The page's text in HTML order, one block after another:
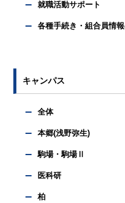
就職活動サポート
各種手続き・組合員情
キャンパス
全体
本郷(浅野弥生)
駒場・駒場Ⅱ
医科研
柏